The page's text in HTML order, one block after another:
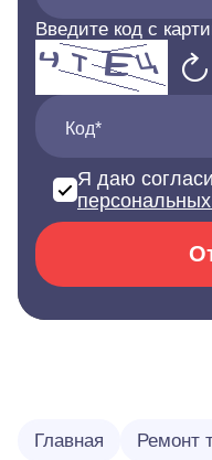
Введите код с
Код*
Я даю
Главная Ремонт